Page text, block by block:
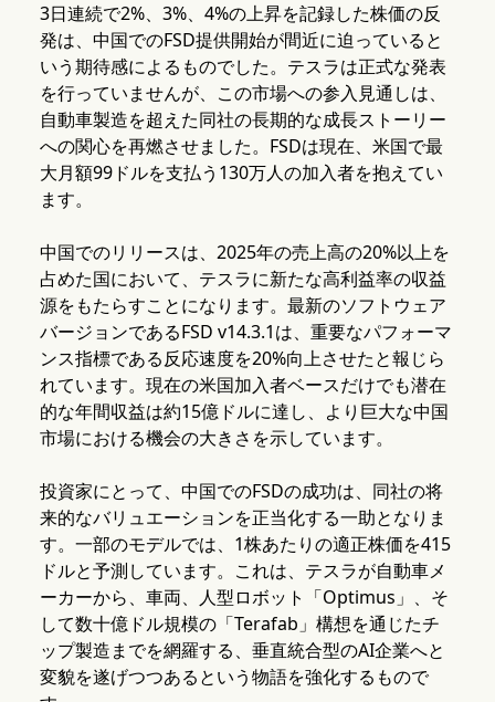
3日連続で2%、3%、4%の上昇を記録した株価の反
発は、中国でのFSD提供開始が間近に迫っていると
いう期待感によるものでした。テスラは正式な発表
を行っていませんが、この市場への参入見通しは、
自動車製造を超えた同社の長期的な成長ストーリー
への関心を再燃させました。FSDは現在、米国で最
大月額99ドルを支払う130万人の加入者を抱えてい
ます。
中国でのリリースは、2025年の売上高の20%以上を
占めた国において、テスラに新たな高利益率の収益
源をもたらすことになります。最新のソフトウェア
バージョンであるFSD v14.3.1は、重要なパフォーマ
ンス指標である反応速度を20%向上させたと報じら
れています。現在の米国加入者ベースだけでも潜在
的な年間収益は約15億ドルに達し、より巨大な中国
市場における機会の大きさを示しています。
投資家にとって、中国でのFSDの成功は、同社の将
来的なバリュエーションを正当化する一助となりま
す。一部のモデルでは、1株あたりの適正株価を415
ドルと予測しています。これは、テスラが自動車メ
ーカーから、車両、人型ロボット「Optimus」、そ
して数十億ドル規模の「Terafab」構想を通じたチ
ップ製造までを網羅する、垂直統合型のAI企業へと
変貌を遂げつつあるという物語を強化するもので